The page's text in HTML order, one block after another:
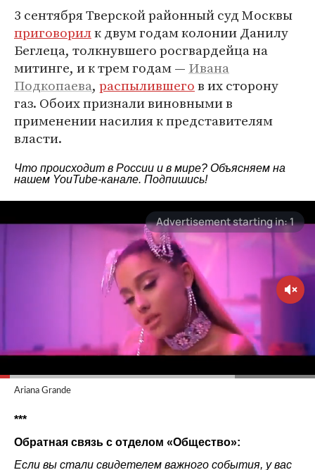
3 сентября Тверской районный суд Москвы
приговорилк двум годам колонии Данилу
Беглеца, толкнувшего росгвардейца на
митинге, и к трем годам — Ивана
Подкопаева, распылившегов их сторону
газ. Обоих признали виновными в
применении насилия к представителям
власти.
Что происходит в России и в мире? Объясняем на
нашем YouTube-канале. Подпишись!
Ariana Grande
***
Обратная связь с отделом «Общество»:
Если вы стали свидетелем важного события, у вас